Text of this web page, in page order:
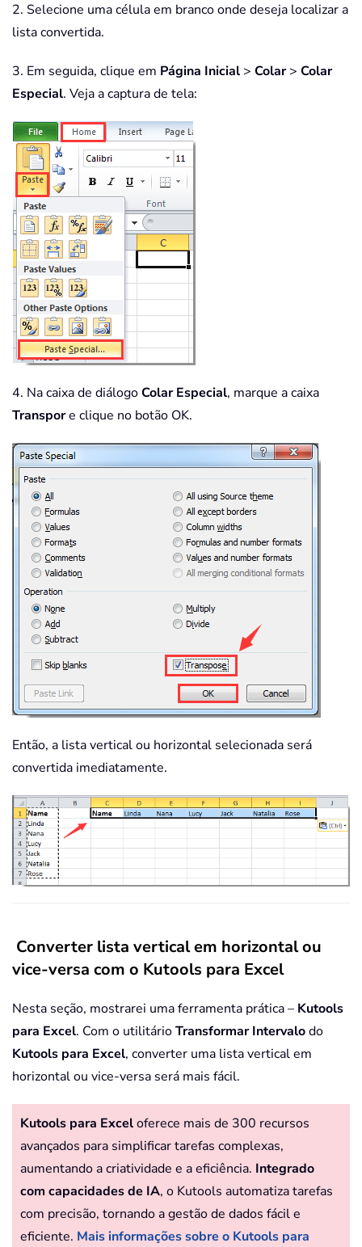
2. Selecione uma célula em branco onde deseja localizar a
lista convertida.
3. Em seguida, clique em Página Inicial > Colar> Colar
Especial. Veja a captura de tela:
4. Na caixa de diálogoColar Especial, marque a caixa
Transpore clique no botão OK.
Então, a lista vertical ou horizontal selecionada será
convertida imediatamente.
Converter lista vertical em horizontal ou
vice-versa com o Kutools para Excel
Nesta seção, mostrarei uma ferramenta prática – Kutools
para Excel. Com o utilitárioTransformar Intervalodo
Kutools para Excel, converter uma lista vertical em
horizontal ou vice-versa será mais fácil.
Kutools para Exceloferece mais de 300 recursos
avançados para simplificar tarefas complexas,
aumentando a criatividade e a eficiência. Integrado
com capacidades de IA, o Kutools automatiza tarefas
com precisão, tornando a gestão de dados fácil e
eficiente. Mais informações sobre o Kutools para